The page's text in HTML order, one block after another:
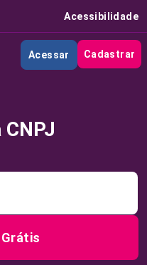
Acessibilidade
Acessar Cadastrar